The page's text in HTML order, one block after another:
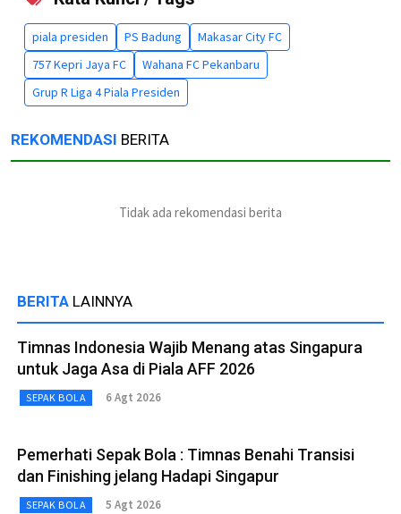
piala presiden PS Badung
Makasar City FC
757 Kepri Jaya FC
Wahana FC Pekanbaru
Grup R Liga 4 Piala Presiden
REKOMENDASI BERITA
Tidak ada rekomendasi berita
BERITA LAINNYA
Timnas Indonesia Wajib Menang atas Singapura
untuk Jaga Asa di Piala AFF 2026
SEPAK BOLA 6 Agt 2026
Pemerhati Sepak Bola : Timnas Benahi Transisi
dan Finishing jelang Hadapi Singapur
SEPAK BOLA 5 Agt 2026